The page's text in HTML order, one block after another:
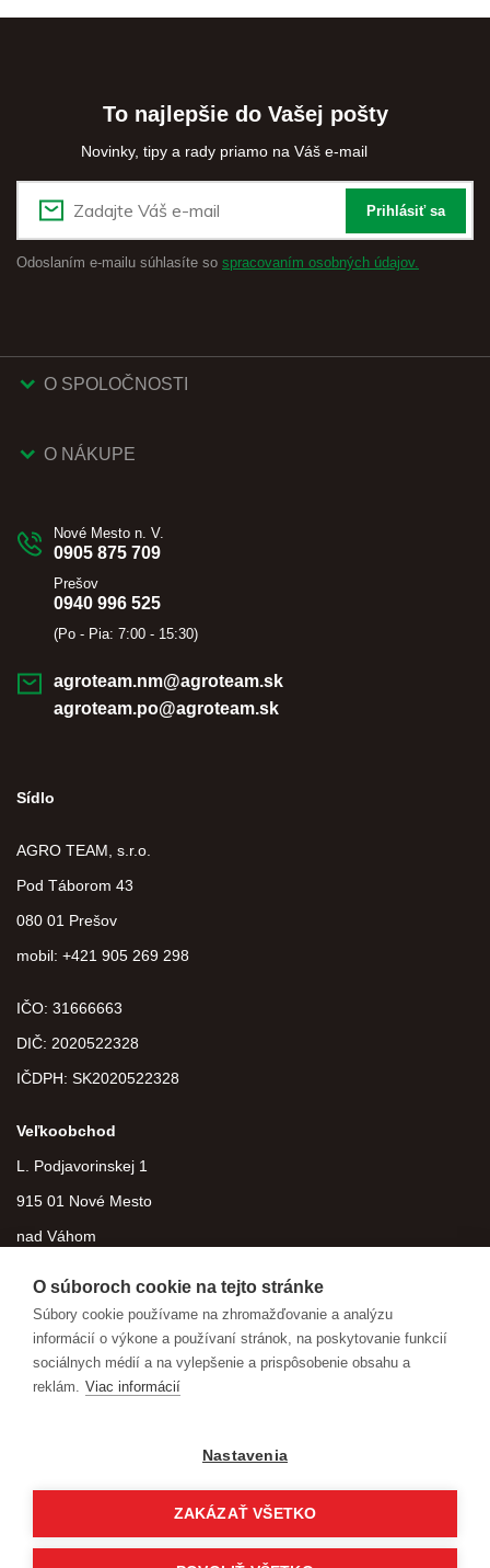
To najlepšie do Vašej pošty
Novinky, tipy a rady priamo na Váš e-mail
Prihlásiť sa
Odoslaním e-mailu súhlasíte so spracovaním osobných údajov.
O SPOLOČNOSTI
O NÁKUPE
Nové Mesto n. V.
0905 875 709
Prešov
0940 996 525
(Po - Pia: 7:00 - 15:30)
agroteam.nm@agroteam.sk
agroteam.po@agroteam.sk
Sídlo
AGRO TEAM, s.r.o.
Pod Táborom 43
080 01 Prešov
mobil: +421 905 269 298
IČO: 31666663
DIČ: 2020522328
IČDPH: SK2020522328
Veľkoobchod
L. Podjavorinskej 1
915 01 Nové Mesto
nad Váhom
eshop na mieruvytvorilovibration.sk
O súboroch cookie na tejto stránke
Súbory cookie používame na zhromažďovanie a analýzu
informácií o výkone a používaní stránok, na poskytovanie funkcií
sociálnych médií a na vylepšenie a prispôsobenie obsahu a
reklám. Viac informácií
Nastavenia
ZAKÁZAŤ VŠETKO